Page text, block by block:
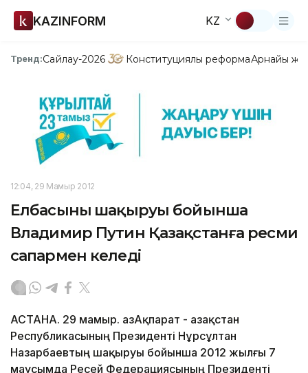
KAZINFORM KZ
Тренд:Сайлау-2026 Конституциялық реформаАрнайы
12:04, 29 Мамыр 2012
Елбасының шақыруы бойынша
Владимир Путин Қазақстанға ресми
сапармен келеді
АСТАНА. 29 мамыр. ҚазАқпарат - Қазақстан
Республикасының Президенті Нұрсұлтан
Назарбаевтың шақыруы бойынша 2012 жылғы 7
маусымда Ресей Федерациясының Президенті